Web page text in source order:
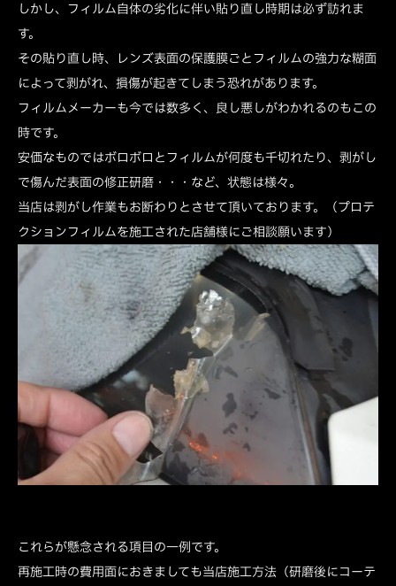
しかし、フィルム自体の劣化に伴い貼り直し時期は必ず訪れま
す。
その貼り直し時、レンズ表面の保護膜ごとフィルムの強力な糊面
によって剥がれ、損傷が起きてしまう恐れがあります。
フィルムメーカーも今では数多く、良し悪しがわかれるのもこの
時です。
安価なものではボロボロとフィルムが何度も千切れたり、剥がし
で傷んだ表面の修正研磨・・・など、状態は様々。
当店は剥がし作業もお断わりとさせて頂いております。（プロテ
クションフィルムを施工された店舗様にご相談願います）
これらが懸念される項目の一例です。
再施工時の費用面におきましても当店施工方法（研磨後にコーテ